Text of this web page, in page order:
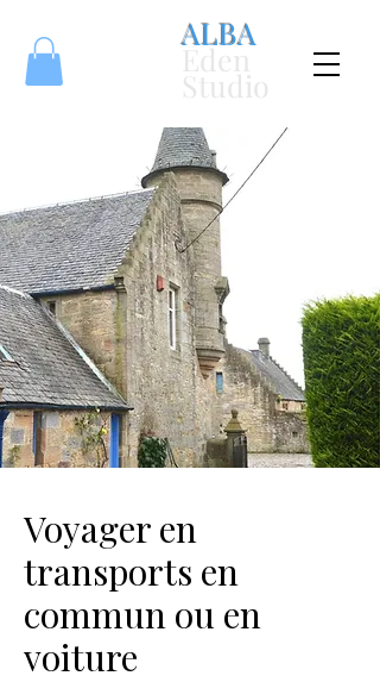
ALBA
Eden
Studio
Voyager en
transports en
commun ou en
voiture